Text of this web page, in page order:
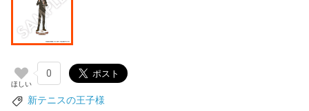
0
新テニスの王子様